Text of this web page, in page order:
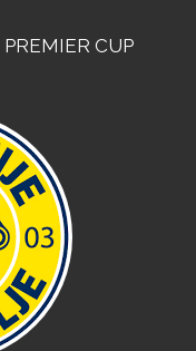
PREMIER CUP